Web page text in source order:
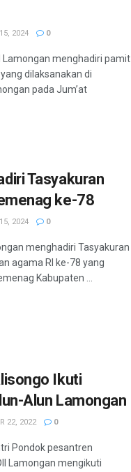
2024 0
Lamongan menghadiri pamit
dilaksanakan di
pada Jum’at
Tasyakuran
ke-78
2024 0
menghadiri Tasyakuran
agama RI ke-78 yang
Kabupaten ...
Ikuti
Alun Lamongan
22, 2022 0
Pondok pesantren
Lamongan mengikuti